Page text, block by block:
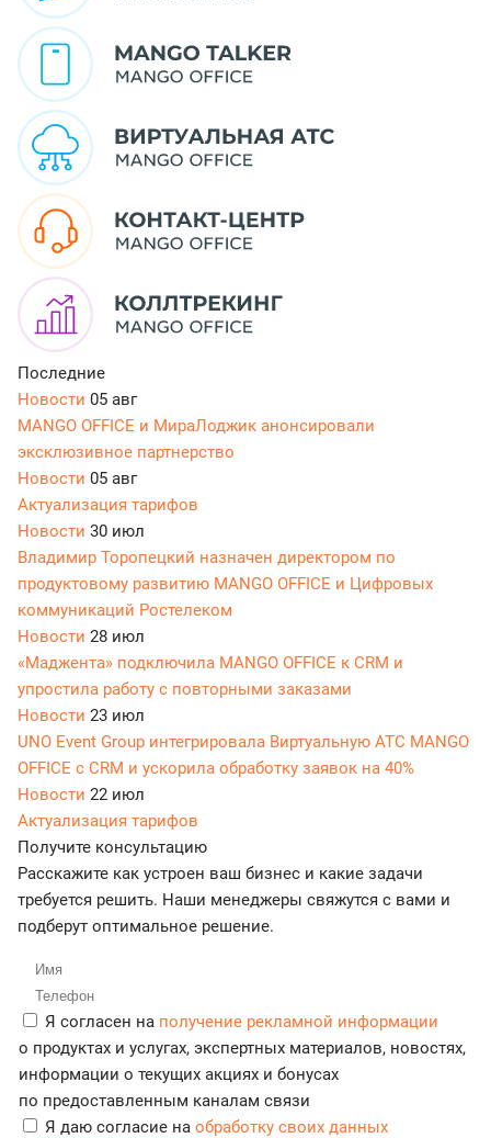
Последние
Новости 05 авг
MANGO OFFICE и МираЛоджик анонсировали
эксклюзивное партнерство
Новости 05 авг
Актуализация тарифов
Новости 30 июл
Владимир Торопецкий назначен директором по
продуктовому развитию MANGO OFFICE и Цифровых
коммуникаций Ростелеком
Новости 28 июл
«Маджента» подключила MANGO OFFICE к CRM и
упростила работу с повторными заказами
Новости 23 июл
UNO Event Group интегрировала Виртуальную АТС MANGO
OFFICE с CRM и ускорила обработку заявок на 40%
Новости 22 июл
Актуализация тарифов
Получите консультацию
Расскажите как устроен ваш бизнес и какие задачи
требуется решить. Наши менеджеры свяжутся с вами и
подберут оптимальное решение.
Я согласен на получение рекламной информации
о продуктах и услугах, экспертных материалов, новостях,
информации о текущих акциях и бонусах
по предоставленным каналам связи
Я даю согласие на обработку своих данных